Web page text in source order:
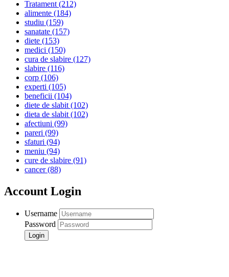
Tratament(212)
alimente (184)
studiu (159)
sanatate (157)
diete (153)
medici (150)
cura de slabire (127)
slabire (116)
corp (106)
experti (105)
beneficii (104)
diete de slabit(102)
dieta de slabit(102)
afectiuni (99)
pareri (99)
sfaturi (94)
meniu (94)
cure de slabire (91)
cancer(88)
Account Login
Username
Password